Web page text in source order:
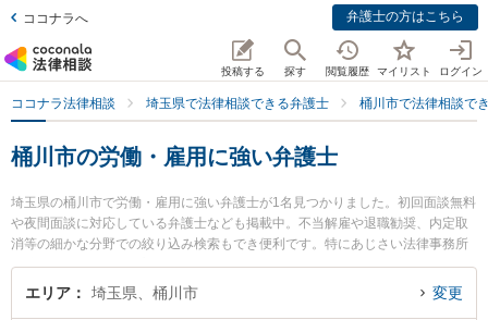
ココナラへ 弁護士の方はこちら
投稿する 探す 閲覧履歴 マイリスト ログイン
ココナラ法律相談 埼玉県で法律相談できる弁護士 桶川市で法律相談で
桶川市の労働・雇用に強い弁護士
埼玉県の桶川市で労働・雇用に強い弁護士が1名見つかりました。初回面談無料
や夜間面談に対応している弁護士なども掲載中。不当解雇や退職勧奨、内定取
消等の細かな分野での絞り込み検索もでき便利です。特にあじさい法律事務所
の渡辺 俊和弁護士のプロフィール情報や弁護士費用、強みなどが注目されてい
ます。『桶川市で土日や夜間に発生した労働・雇用のトラブルを今すぐに弁護
エリア 埼玉県、桶川市 変更